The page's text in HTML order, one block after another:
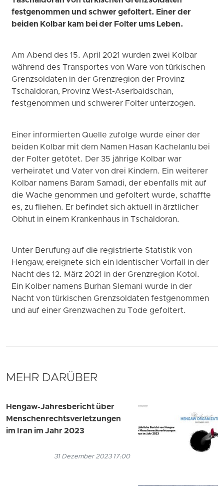
festgenommen und schwer gefoltert. Einer der
beiden Kolbar kam bei der Folter ums Leben.
Am Abend des 15. April 2021 wurden zwei Kolbar
während des Transportes von Ware von türkischen
Grenzsoldaten in der Grenzregion der Provinz
Tschaldoran, Provinz West-Aserbaidschan,
festgenommen und schwerer Folter unterzogen.
Einer informierten Quelle zufolge wurde einer der
beiden Kolbar mit dem Namen Hasan Kachelanlu bei
der Folter getötet. Der 35 jährige Kolbar war
verheiratet und Vater von drei Kindern. Ein weiterer
Kolbar namens Baram Samadi, der ebenfalls mit auf
die Wache genommen und gefoltert wurde, schaffte
es, zu fliehen. Er befindet sich aktuell in ärztlicher
Obhut in einem Krankenhaus in Tschaldoran.
Unter Berufung auf die registrierte Statistik von
Hengaw, ereignete sich ein identischer Vorfall in der
Nacht des 12. März 2021 in der Grenzregion Kotol.
Ein Kolber namens Burhan Slemani wurde in der
Nacht von türkischen Grenzsoldaten festgenommen
und auf einer Grenzwachen zu Tode gefoltert.
MEHR DARÜBER
Hengaw-Jahresbericht über
Menschenrechtsverletzungen
im Iran im Jahr 2023
31 Dezember 2023 17:00